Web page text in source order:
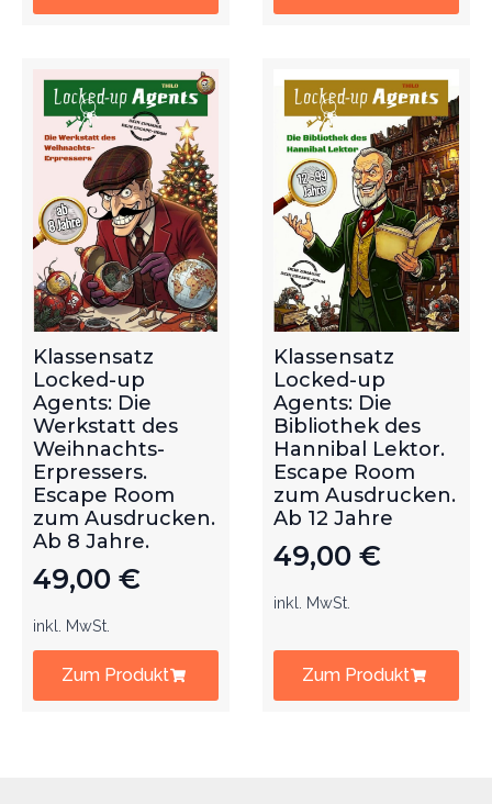
Klassensatz
Locked-up
Agents: Die
Werkstatt des
Weihnachts-
Erpressers.
Escape Room
zum Ausdrucken.
Ab 8 Jahre.
49,00 €
inkl. MwSt.
Zum Produkt
Klassensatz
Locked-up
Agents: Die
Bibliothek des
Hannibal Lektor.
Escape Room
zum Ausdrucken.
Ab 12 Jahre
49,00 €
inkl. MwSt.
Zum Produkt